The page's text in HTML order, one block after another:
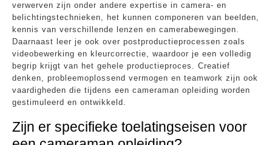
verwerven zijn onder andere expertise in camera- en
belichtingstechnieken, het kunnen componeren van beelden,
kennis van verschillende lenzen en camerabewegingen.
Daarnaast leer je ook over postproductieprocessen zoals
videobewerking en kleurcorrectie, waardoor je een volledig
begrip krijgt van het gehele productieproces. Creatief
denken, probleemoplossend vermogen en teamwork zijn ook
vaardigheden die tijdens een cameraman opleiding worden
gestimuleerd en ontwikkeld.
Zijn er specifieke toelatingseisen voor